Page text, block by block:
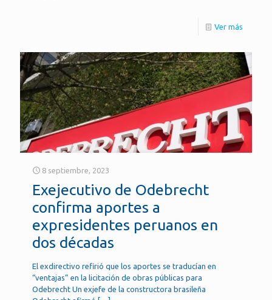
Ver más
8 septiembre, 2023
Exejecutivo de Odebrecht
confirma aportes a
expresidentes peruanos en
dos décadas
El exdirectivo refirió que los aportes se traducían en
“ventajas” en la licitación de obras públicas para
Odebrecht Un exjefe de la constructora brasileña